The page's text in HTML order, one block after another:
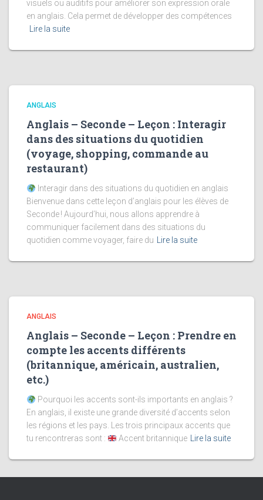
visuels ou auditifs pour améliorer son expression orale
en anglais. Cela permet de développer des compétences
Lire la suite
ANGLAIS
Anglais – Seconde – Leçon : Interagir
dans des situations du quotidien
(voyage, shopping, commande au
restaurant)
Interagir dans des situations du quotidien en anglais
Bienvenue dans cette leçon d’anglais pour les élèves de
Seconde ! Aujourd’hui, nous allons apprendre à
communiquer facilement dans des situations du
quotidien comme voyager, faire du Lire la suite
ANGLAIS
Anglais – Seconde – Leçon : Prendre en
compte les accents différents
(britannique, américain, australien,
etc.)
Pourquoi les accents sont-ils importants en anglais ?
En anglais, il existe une grande diversité d’accents selon
les régions et les pays. Les trois principaux accents que
tu rencontreras sont :
Accent britannique Lire la suite